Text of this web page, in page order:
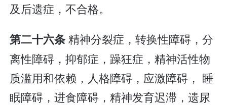
及后遗症，不合格。
第二十六条精神分裂症，转换性障碍，分
离性障碍，抑郁症，躁狂症，精神活性物
质滥用和依赖，人格障碍，应激障碍， 睡
眠障碍，进食障碍，精神发育迟滞，遗尿